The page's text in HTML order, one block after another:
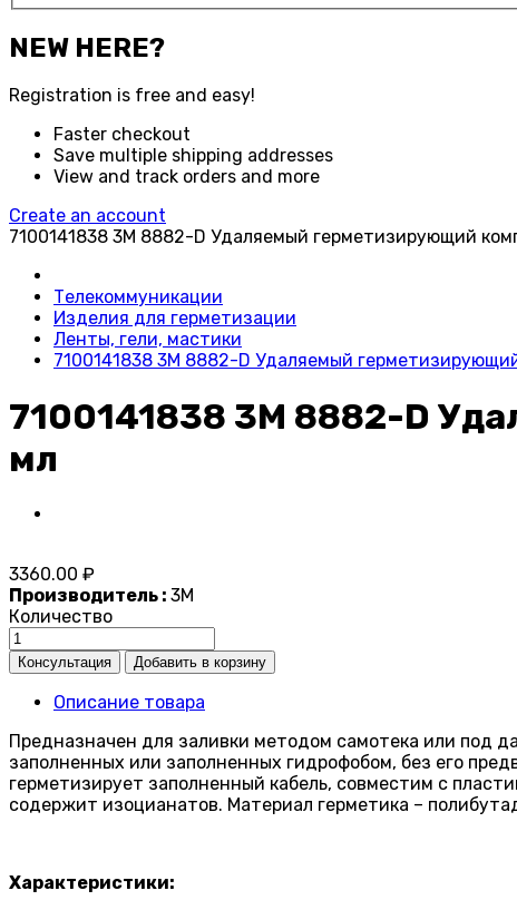
NEW HERE?
Registration is free and easy!
Faster checkout
Save multiple shipping addresses
View and track orders and more
Create an account
7100141838 3M 8882-D Удаляемый герметизирующий
Телекоммуникации
Изделия для герметизации
Ленты, гели, мастики
7100141838 3M 8882-D Удаляемый
7100141838 3M 8882-D
мл
3360.00 ₽
Производитель : 3M
Количество
Описание товара
Предназначен для заливки методом самотека или под
заполненных или заполненных гидрофобом, без его
герметизирует заполненный кабель, совместим с
содержит изоцианатов. Материал герметика –
Характеристики: